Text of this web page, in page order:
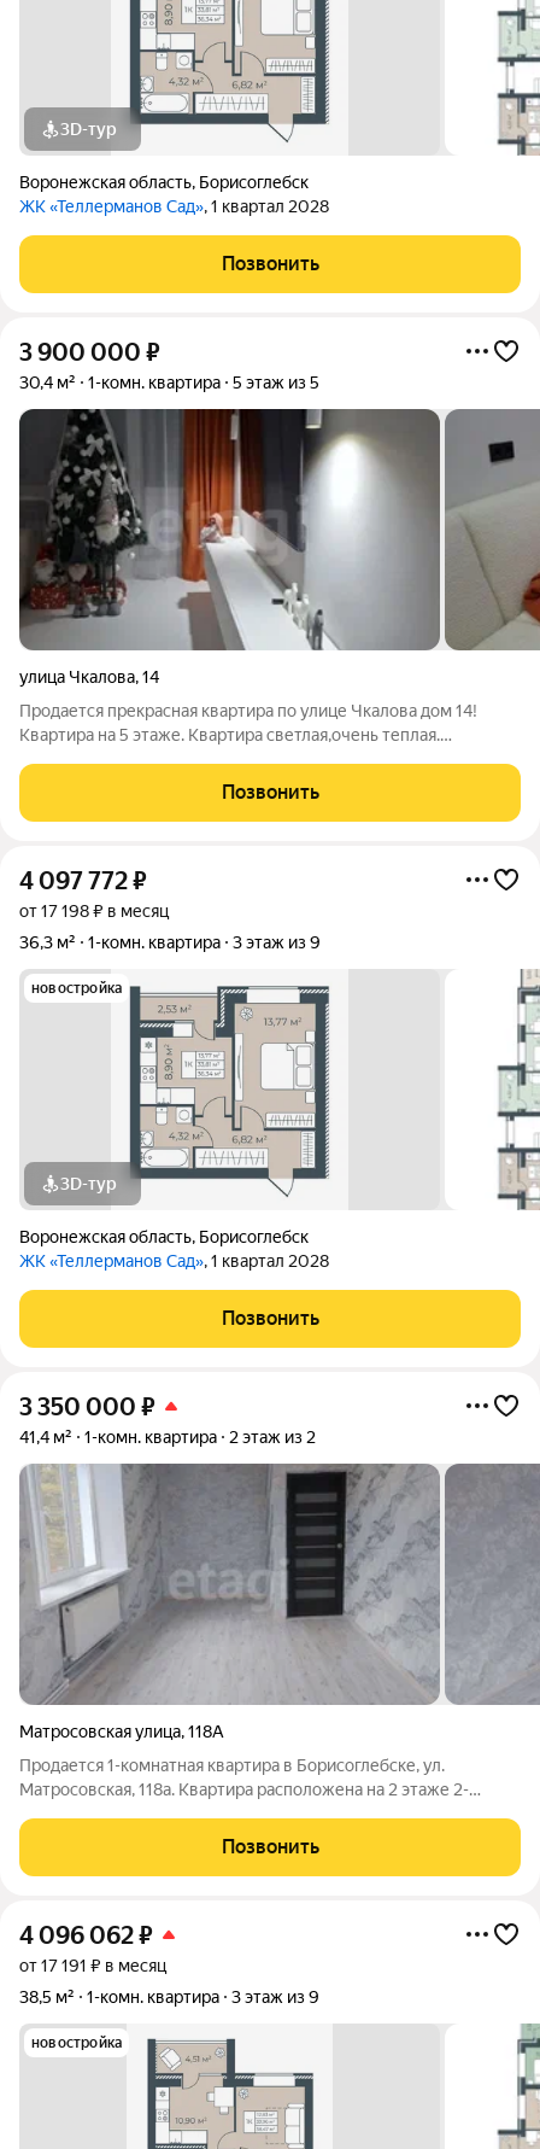
3D-тур
Воронежская область, Борисоглебск
ЖК «Теллерманов Сад», 1 квартал 2028
Позвонить
3 900 000 ₽
30,4 м² 1-комн. квартира 5 этаж из 5
улица Чкалова,14
Продается прекрасная квартира по улице Чкалова дом 14!
Квартира на 5 этаже. Квартира светлая,очень теплая.
Современный новый ремонт. Район
Позвонить
4 097 772₽
от 17 198 ₽ в месяц
36,3 м²
1-комн. квартира 3 этаж из 9
новостройка
3D-тур
Воронежская область, Борисоглебск
ЖК «Теллерманов Сад», 1 квартал 2028
Позвонить
3 350 000 ₽
41,4 м² 1-комн. квартира 2 этаж из 2
Матросовская улица,118А
Продается 1-комнатная квартира в Борисоглебске, ул.
Матросовская, 118а. Квартира расположена на 2 этаже 2-
Балкон 6 м по всей длине квартиры Современный ремонт:
натяжные потолки,
Позвонить
4 096 062₽
от 17 191 ₽ в месяц
38,5 м²
1-комн. квартира 3 этаж из 9
новостройка